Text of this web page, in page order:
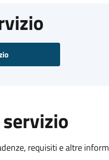
requisiti e altre